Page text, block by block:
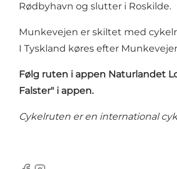
Rødbyhavn og slutter i Roskilde.
Munkevejen er skiltet med
I Tyskland køres efter
Følg ruten i appen Naturlandet
Falster" i appen.
Cykelruten er en international